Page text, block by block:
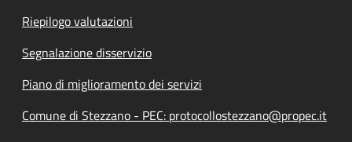
Riepilogo valutazioni
Segnalazione disservizio
Piano di miglioramento dei servizi
Comune di Stezzano - PEC: protocollostezzano@propec.it